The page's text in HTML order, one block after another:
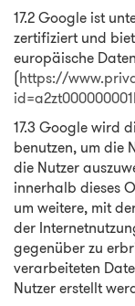
17.2 Google ist
zertifiziert und
europäische
(https://
17.3 Google wird
benutzen, um die
die Nutzer
innerhalb dieses
um weitere, mit
der
gegenüber zu
verarbeiteten
Nutzer erstellt